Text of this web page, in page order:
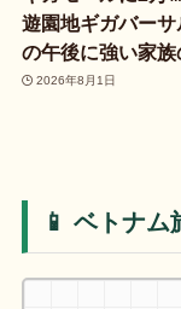
遊園地ギガバー
の午後に強い家族
2026年8月1日
📱 ベトナム